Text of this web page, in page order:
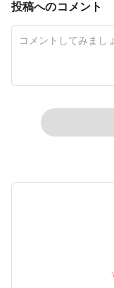
投稿へのコメント